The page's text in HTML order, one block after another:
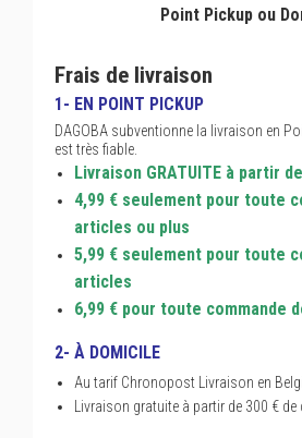
Point Pickup ou
Frais de livraison
1- EN POINT PICKUP
DAGOBA subventionne la livraison en
est très fiable.
Livraison GRATUITE à partir
4,99 € seulement pour toute
articles ou plus
5,99 € seulement pour toute
articles
6,99 € pour toute commande
2- À DOMICILE
Au tarif Chronopost Livraison en
Livraison gratuite à partir de 300 €